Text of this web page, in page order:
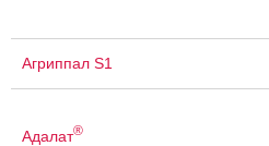
Агриппал S1
Адалат®